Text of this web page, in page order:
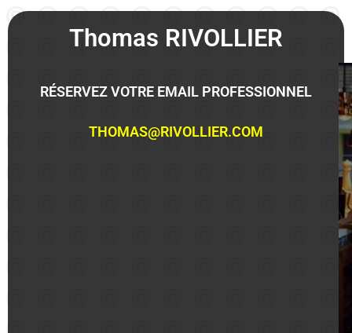
Thomas RIVOLLIER
RÉSERVEZ VOTRE EMAIL PROFESSIONNEL
THOMAS@RIVOLLIER.COM